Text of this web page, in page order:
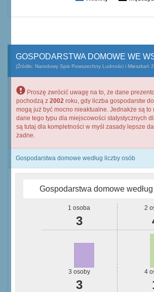
GOSPODARSTWA DOMOWE WE
(Źródło: Narodowy Spis Powszechny Ludności i Mieszkań
Proszę zwrócić uwagę na to, że dane
pochodzą z 2002 roku, gdy liczba gospodarstw
mogą już być mocno nieaktualne. Jednakże są to
dane tego typu dla miejscowości statystycznych
są tutaj dla kompletności w myśl zasady lepsze
żadne.
Gospodarstwa domowe według liczby osób
Gospodarstwa domowe
1 osoba
3
2
3 osoby
3
4